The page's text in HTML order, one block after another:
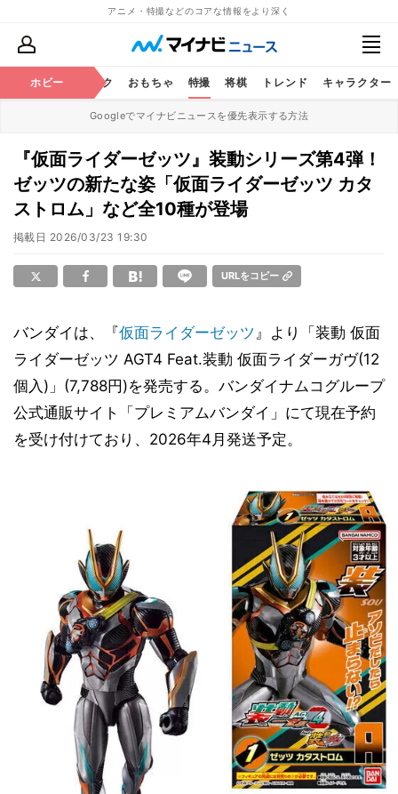
アニメ・特撮などのコアな情報をより深く
ホビー
鉄道 コミック おもちゃ 特撮 将棋 トレンド キャラクター
Googleでマイナビニュースを優先表示する方法
『仮面ライダーゼッツ』装動シリーズ第4弾！
ゼッツの新たな姿「仮面ライダーゼッツ カタ
ストロム」など全10種が登場
掲載日 2026/03/23 19:30
URLをコピー
バンダイは、『仮面ライダーゼッツ 』より「装動 仮面
ライダーゼッツ AGT4 Feat.装動 仮面ライダーガヴ(12
個入)」(7,788円)を発売する。バンダイナムコグループ
公式通販サイト「プレミアムバンダイ」にて現在予約
を受け付けており、2026年4月発送予定。